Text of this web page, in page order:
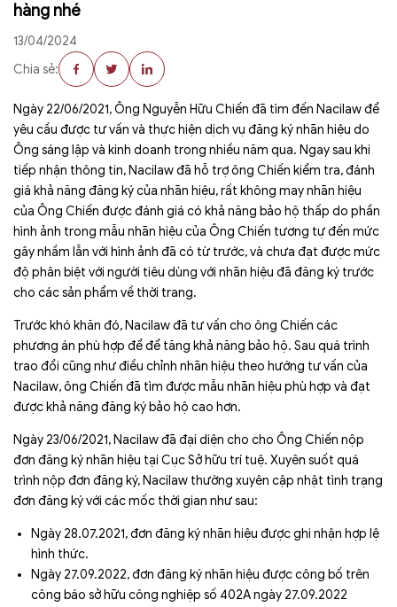
hàng nhé
13/04/2024
Chia sẻ:
Ngày 22/06/2021, Ông Nguyễn Hữu Chiến đã tìm đến Nacilaw để
yêu cầu được tư vấn và thực hiện dịch vụ đăng ký nhãn hiệu do
Ông sáng lập và kinh doanh trong nhiều năm qua. Ngay sau khi
tiếp nhận thông tin, Nacilaw đã hỗ trợ ông Chiến kiểm tra, đánh
giá khả năng đăng ký của nhãn hiệu, rất không may nhãn hiệu
của Ông Chiến được đánh giá có khả năng bảo hộ thấp do phần
hình ảnh trong mẫu nhãn hiệu của Ông Chiến tương tự đến mức
gây nhầm lẫn với hình ảnh đã có từ trước, và chưa đạt được mức
độ phân biệt với người tiêu dùng với nhãn hiệu đã đăng ký trước
cho các sản phẩm về thời trang.
Trước khó khăn đó, Nacilaw đã tư vấn cho ông Chiến các
phương án phù hợp để để tăng khả năng bảo hộ. Sau quá trình
trao đổi cũng như điều chỉnh nhãn hiệu theo hướng tư vấn của
Nacilaw, ông Chiến đã tìm được mẫu nhãn hiệu phù hợp và đạt
được khả năng đăng ký bảo hộ cao hơn.
Ngày 23/06/2021, Nacilaw đã đại diện cho cho Ông Chiến nộp
đơn đăng ký nhãn hiệu tại Cục Sở hữu trí tuệ. Xuyên suốt quá
trình nộp đơn đăng ký, Nacilaw thường xuyên cập nhật tình trạng
đơn đăng ký với các mốc thời gian như sau:
Ngày 28.07.2021, đơn đăng ký nhãn hiệu được ghi nhận hợp lệ
hình thức.
Ngày 27.09.2022, đơn đăng ký nhãn hiệu được công bố trên
công báo sở hữu công nghiệp số 402A ngày 27.09.2022